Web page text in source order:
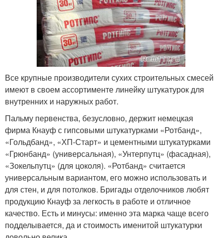
Все крупные производители сухих строительных смесей
имеют в своем ассортименте линейку штукатурок для
внутренних и наружных работ.
Пальму первенства, безусловно, держит немецкая
фирма Кнауф с гипсовыми штукатурками «Ротбанд»,
«Гольдбанд», «ХП-Старт» и цементными штукатурками
«Грюнбанд» (универсальная), «Унтерпутц» (фасадная),
«Зокельпутц» (для цоколя). «Ротбанд» считается
универсальным вариантом, его можно использовать и
для стен, и для потолков. Бригады отделочников любят
продукцию Кнауф за легкость в работе и отличное
качество. Есть и минусы: именно эта марка чаще всего
подделывается, да и стоимость именитой штукатурки